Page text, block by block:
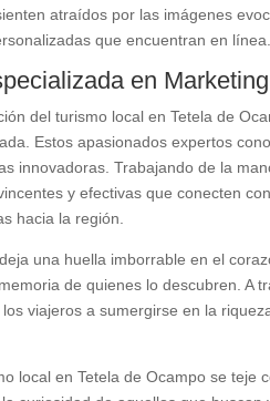
atraídos por las imágenes
que encuentran en línea.
en
del turismo local en Tetela de
Estos apasionados expertos
innovadoras. Trabajando de la
y efectivas que conecten
hacia la región.
una huella imborrable en el
de quienes lo descubren. A
viajeros a sumergirse en la
local en Tetela de Ocampo se teje